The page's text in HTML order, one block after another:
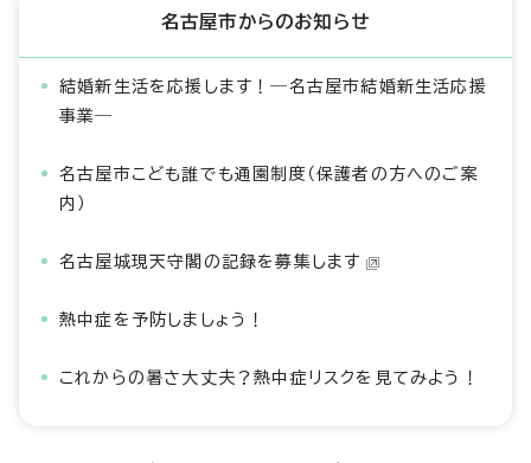
名古屋市からのお知らせ
結婚新生活を応援します！―名古屋市結婚新生活応援
事業―
名古屋市こども誰でも通園制度（保護者の方へのご案
内）
名古屋城現天守閣の記録を募集します
熱中症を予防しましょう！
これからの暑さ大丈夫？熱中症リスクを見てみよう！